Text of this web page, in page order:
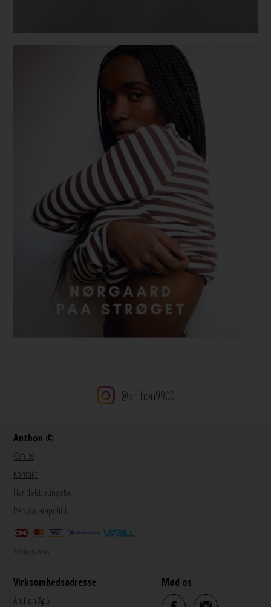
@anthon9900
Anthon ©
Om os
Kontakt
Handelsbetingelser
Persondatapolitik
Webshop by Bewise
Virksomhedsadresse
Anthon ApS
Mød os